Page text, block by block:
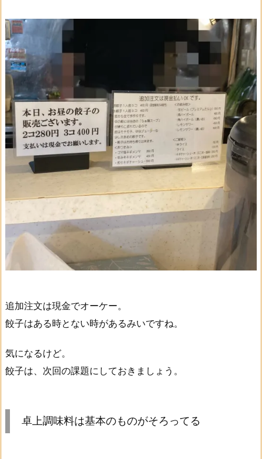
追加注文は現金でオーケー。
餃子はある時とない時があるみいですね。
気になるけど。
餃子は、次回の課題にしておきましょう。
卓上調味料は基本のものがそろってる